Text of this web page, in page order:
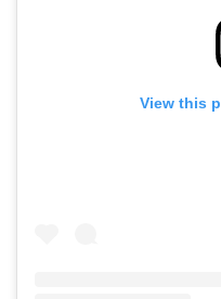
View this